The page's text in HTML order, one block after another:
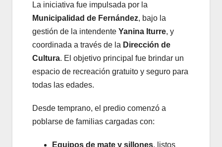
La iniciativa fue impulsada por la
Municipalidad de Fernández, bajo la
gestión de la intendente Yanina Iturre, y
coordinada a través de la Dirección de
Cultura. El objetivo principal fue brindar un
espacio de recreación gratuito y seguro para
todas las edades.
Desde temprano, el predio comenzó a
poblarse de familias cargadas con:
Equipos de mate y sillones, listos